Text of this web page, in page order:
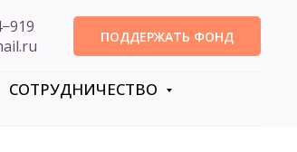
ПОДДЕРЖАТЬ ФОНД
СОТРУДНИЧЕСТВО